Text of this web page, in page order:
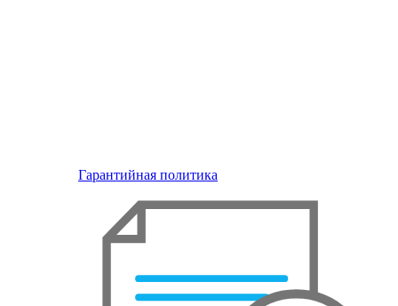
Гарантийная политика